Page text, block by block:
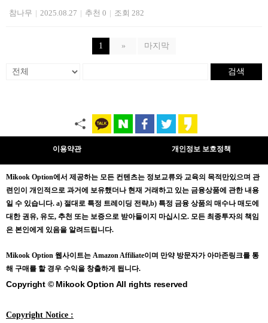
참나무 | 2025.08.27 | 추천 0 | 조회 282
1 » 마지막
검색
이용약관 개인정보 보호정책
Mikook Option에서 제공하는 모든 컨텐츠는 정보교류와 교육의 목적만있으며 관
련인이 개인적으로 과거에 보유했더나 현재 거래하고 있는 금융상품에 관한 내용
일 수 있습니다. a) 절대로 특정 트레이딩 전략,b) 특정 금융 상품의 매수나 매도에
대한 권유, 유도, 추천 또는 보증으로 받아들이지 마십시오. 모든 최종투자의 책임
은 본인에게 있음을 알려드립니다.
Mikook Option 웹사이트는 Amazon Affiliate이며 만약 방문자가 아마존링크를 통
해 구매를 할 경우 수익을 창출하게 됩니다.
Copyright © Mikook Option All rights reserved
Copyright Notice :